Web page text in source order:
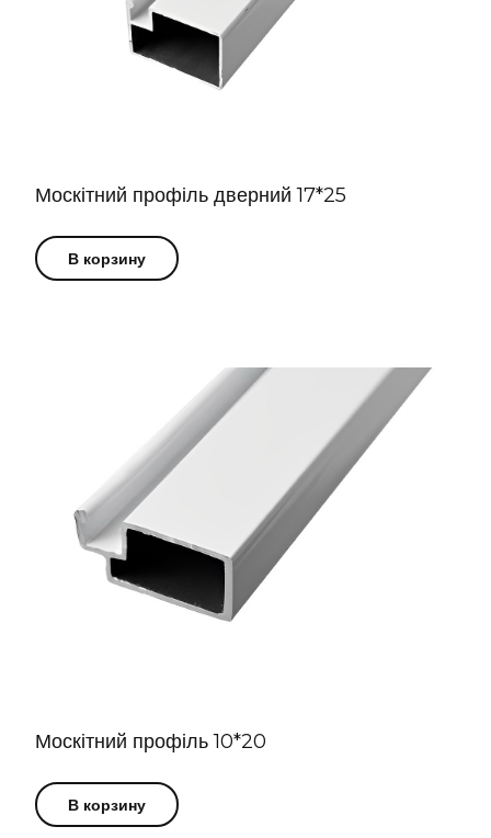
Москітний профіль дверний 17*25
В корзину
Москітний профіль 10*20
В корзину